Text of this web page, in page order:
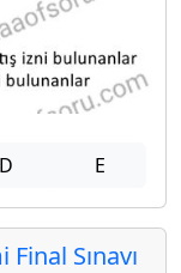
D E
Sınavı